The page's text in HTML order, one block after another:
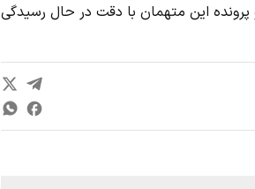
پرونده این متهمان با دقت در حال رسیدگی